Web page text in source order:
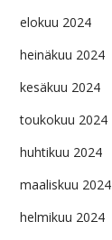
elokuu 2024
heinäkuu 2024
kesäkuu 2024
toukokuu 2024
huhtikuu 2024
maaliskuu 2024
helmikuu 2024